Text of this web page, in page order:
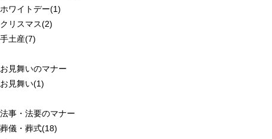
ホワイトデー(1)
クリスマス(2)
手土産(7)
お見舞いのマナー
お見舞い(1)
法事・法要のマナー
葬儀・葬式(18)